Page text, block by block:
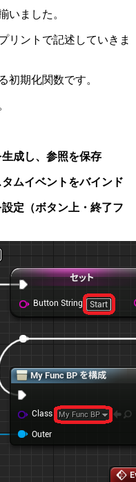
いました。
リントで記述していきま
初期化関数です。
成し、参照を保存
ムイベントをバインド
定（ボタン上・終了フ